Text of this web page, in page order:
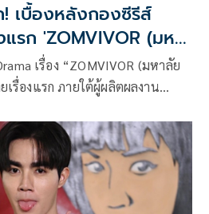
เบื้องหลังกองซีรีส์
รก 'ZOMVIVOR (มหา
เรื่อง “ZOMVIVOR (มหาลัย
รื่องแรก ภายใต้ผู้ผลิตผลงาน
รันตีจากกระแสในโลกโซเชียลที่ติด
ชัน X ตั้งแต่วันบวงสรวง